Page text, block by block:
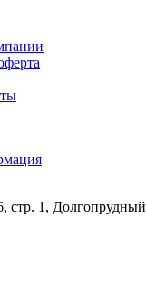
стр. 1, Долгопрудный